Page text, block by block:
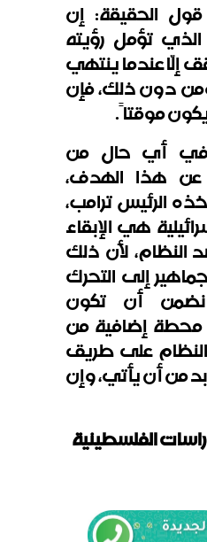
الحقيقة: إن
الذي تؤمل رؤيته
إلّا عندما ينتهي
دون ذلك، فإن
موقتاً.
في أي حال من
عن هذا الهدف،
الرئيس ترامب،
هي الإبقاء
النظام، لأن ذلك
إلى التحرك
أن تكون
محطة إضافية من
على طريق
من أن يأتي، وإن
الفلسطينية